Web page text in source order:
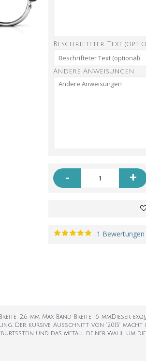
Beschrifteter Text
Andere Anweisungen
- +
1 Bewertungen
2.6 mm Max Band Breite: 6 mm.Dieser
Der kursive Ausschnitt von "2015"
und das Metall deiner Wahl, um